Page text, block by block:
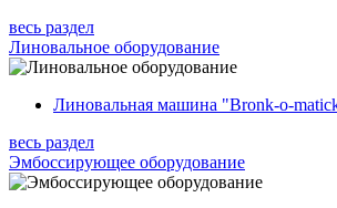
весь раздел
Линовальное оборудование
Линовальная машина "Bronk-o-
весь раздел
Эмбоссирующее оборудование